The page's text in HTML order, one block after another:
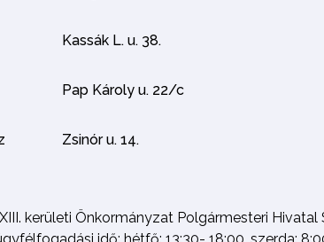
Kassák L. u. 38.
Pap Károly u. 22/c
Zsinór u. 14.
kerületi Önkormányzat Polgármesteri